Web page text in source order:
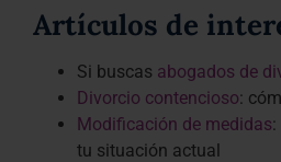
Artículos de
Si buscas abogados de
Divorcio contencioso:
Modificación de medidas
tu situación actual